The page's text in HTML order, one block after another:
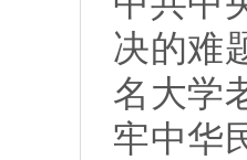
决的难
名大学
牢中华